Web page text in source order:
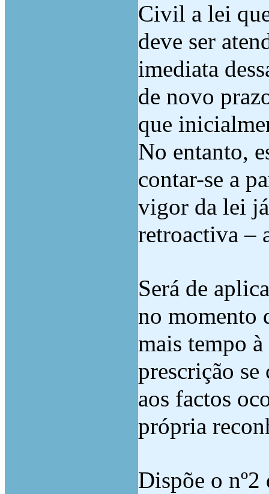
Civil a lei
deve ser
imediata
de novo
que
No entanto,
contar-se a
vigor da lei
retroactiva –
Será de
no momento
mais tempo
prescrição
aos factos
própria
Dispõe o nº2